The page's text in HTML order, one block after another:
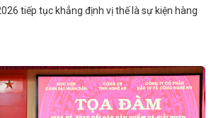
tiếp tục khẳng định vị thế là sự kiện hàng